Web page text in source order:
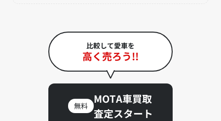
比較して愛車を
高く売ろう!!
無料
MOTA車買取
査定スタート